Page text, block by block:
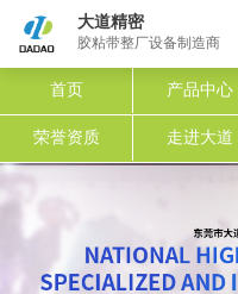
大道精密
胶粘带整厂设备制造商
首页 产品中心
荣誉资质 走进大道